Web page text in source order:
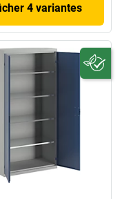
4 variantes